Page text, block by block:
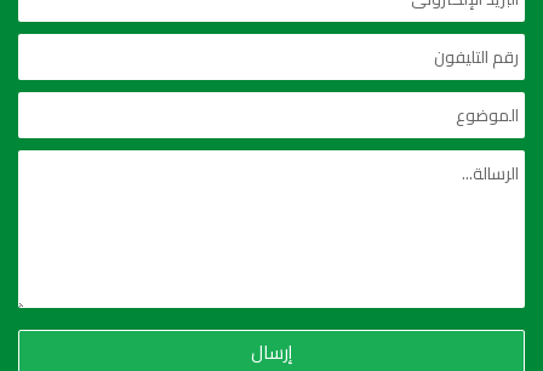
إرسال